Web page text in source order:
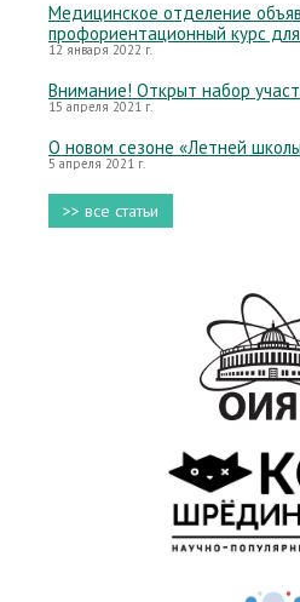
Медицинское отделение
профориентационный курс
12 января 2022 г.
Внимание! Открыт набор
15 апреля 2021 г.
О новом сезоне «Летней
5 апреля 2021 г.
>> все статьи